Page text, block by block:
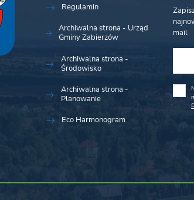
Regulamin
Archiwalna strona - Urząd
Gminy Zabierzów
Archiwalna strona -
Środowisko
Archiwalna strona -
Planowanie
Eco Harmonogram
mail